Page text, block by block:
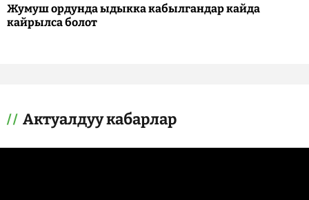
Жумуш ордунда ыдыкка кабылгандар кайда
кайрылса болот
Актуалдуу кабарлар